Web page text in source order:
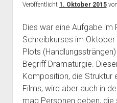
Veröffentlicht 1. Oktober 2015von
Dies war eine Aufgabe im
Schreibkurses im
Plots
Begriff Dramaturgie.
Komposition, die Struktur
Films, wird aber auch in
mag Personen geben,